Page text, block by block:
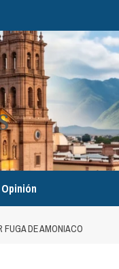
Opinión
DE AMONIACO